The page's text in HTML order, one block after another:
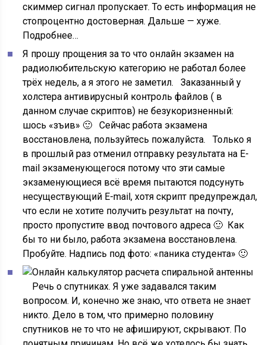
скиммер сигнал пропускает. То есть информация не
стопроцентно достоверная. Дальше — хуже.
Подробнее…
Я прошу прощения за то что онлайн экзамен на
радиолюбительскую категорию не работал более
трёх недель, а я этого не заметил. Заказанный у
холстера антивирусный контроль файлов ( в
данном случае скриптов) не безукоризненный:
шось «зъив» 🙂 Сейчас работа экзамена
восстановлена, пользуйтесь пожалуйста. Только я
в прошлый раз отменил отправку результата на E-
mail экзаменующегося потому что эти самые
экзаменующиеся всё время пытаются подсунуть
несуществующий E-mail, хотя скрипт предупреждал,
что если не хотите получить результат на почту,
просто пропустите ввод почтового адреса 🙂 Как
бы то ни было, работа экзамена восстановлена.
Пробуйте. Надпись под фото: «паника студента» 🙂
Речь о спутниках. Я уже задавался таким
вопросом. И, конечно же знаю, что ответа не знает
никто. Дело в том, что примерно половину
спутников не то что не афишируют, скрывают. По